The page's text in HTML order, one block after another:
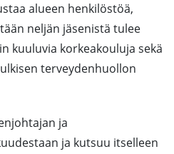
alueen henkilöstöä,
neljän jäsenistä tulee
kuuluvia korkeakouluja sekä
terveydenhuollon
ja
ja kutsuu itselleen